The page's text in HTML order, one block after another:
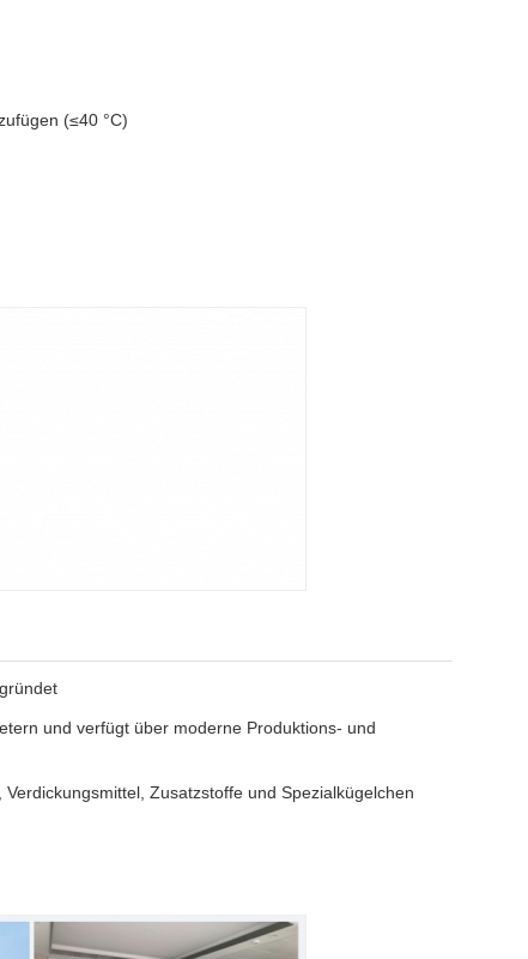
(≤40 °C)
und verfügt über moderne Produktions- und
Zusatzstoffe und Spezialkügelchen